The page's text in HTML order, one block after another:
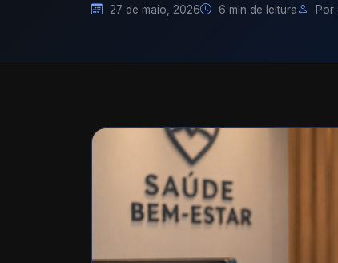
27 de maio, 2026 6 min de leitura Por